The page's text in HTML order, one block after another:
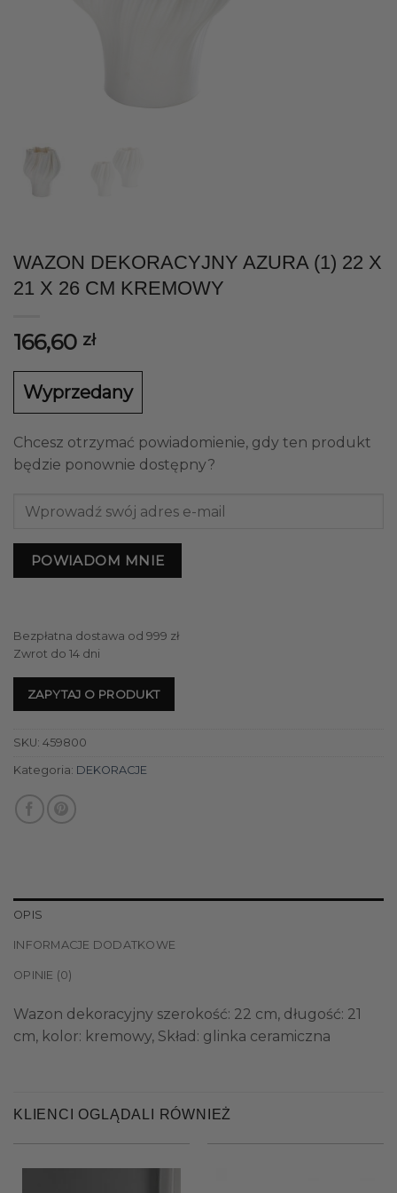
WAZON DEKORACYJNY AZURA (1) 22 X
21 X 26 CM KREMOWY
166,60 zł
Wyprzedany
Chcesz otrzymać powiadomienie, gdy ten produkt
będzie ponownie dostępny?
POWIADOM MNIE
Bezpłatna dostawa od 999 zł
Zwrot do 14 dni
ZAPYTAJ O PRODUKT
SKU: 459800
Kategoria: DEKORACJE
OPIS
INFORMACJE DODATKOWE
OPINIE (0)
Wazon dekoracyjny szerokość: 22 cm, długość: 21
cm, kolor: kremowy, Skład: glinka ceramiczna
KLIENCI OGLĄDALI RÓWNIEŻ